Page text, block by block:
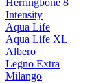
Herringbone 8
Intensity
Aqua Life
Aqua Life XL
Albero
Legno Extra
Milango